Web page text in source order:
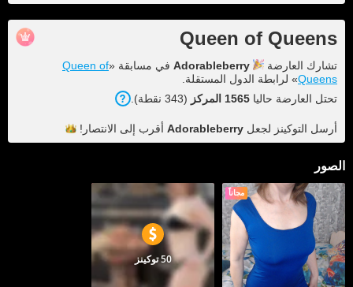
Queen of Queens
تشارك العارضة Adorableberry في مسابقة «Queen of
Queens» لرابطة الدول المستقلة.
تحتل العارضة حاليا 1565 المركز (343 نقطة).
أرسل التوكينز لجعل Adorableberry أقرب إلى الانتصار!
الصور
مجاناً
50 توكينز